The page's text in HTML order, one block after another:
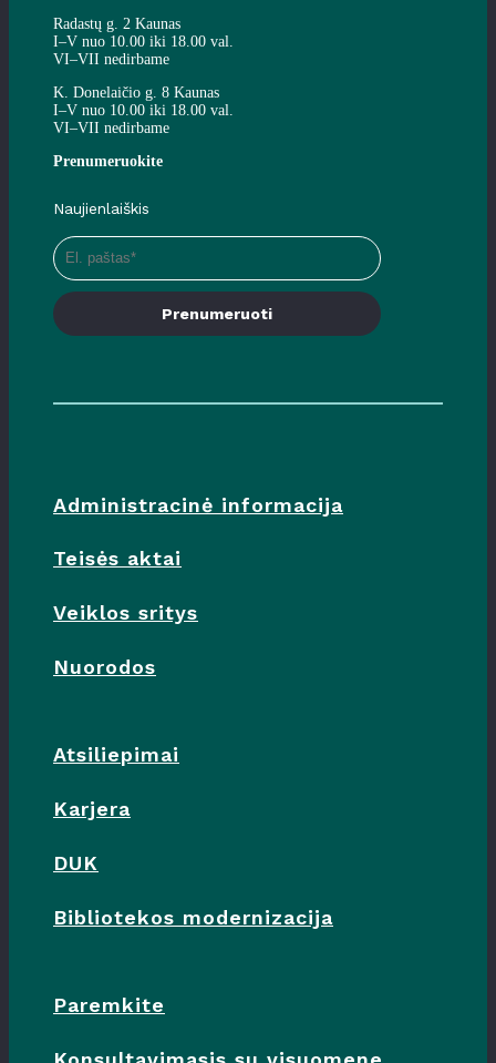
Radastų g. 2 Kaunas
I–V nuo 10.00 iki 18.00 val.
VI–VII nedirbame
K. Donelaičio g. 8 Kaunas
I–V nuo 10.00 iki 18.00 val.
VI–VII nedirbame
Prenumeruokite
Naujienlaiškis
Prenumeruoti
Administracinė informacija
Teisės aktai
Veiklos sritys
Nuorodos
Atsiliepimai
Karjera
DUK
Bibliotekos modernizacija
Paremkite